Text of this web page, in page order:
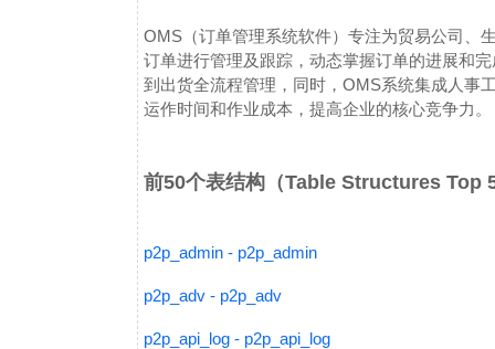
OMS（订单管理系统软件）专注为贸易公司、
订单进行管理及跟踪，动态掌握订单的进展和
到出货全流程管理，同时，OMS系统集成人事
运作时间和作业成本，提高企业的核心竞争力。
前50个表结构（Table Structures Top
p2p_admin - p2p_admin
p2p_adv - p2p_adv
p2p_api_log - p2p_api_log